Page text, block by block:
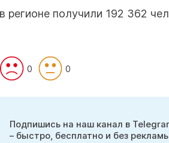
получили 192 362
0 0
Подпишись на наш канал в
– быстро, бесплатно и без